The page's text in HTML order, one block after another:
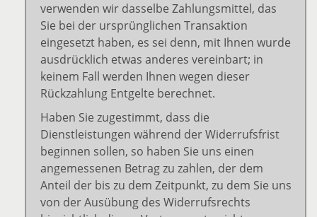
verwenden wir dasselbe Zahlungsmittel, das
Sie bei der ursprünglichen Transaktion
eingesetzt haben, es sei denn, mit Ihnen wurde
ausdrücklich etwas anderes vereinbart; in
keinem Fall werden Ihnen wegen dieser
Rückzahlung Entgelte berechnet.
Haben Sie zugestimmt, dass die
Dienstleistungen während der Widerrufsfrist
beginnen sollen, so haben Sie uns einen
angemessenen Betrag zu zahlen, der dem
Anteil der bis zu dem Zeitpunkt, zu dem Sie uns
von der Ausübung des Widerrufsrechts